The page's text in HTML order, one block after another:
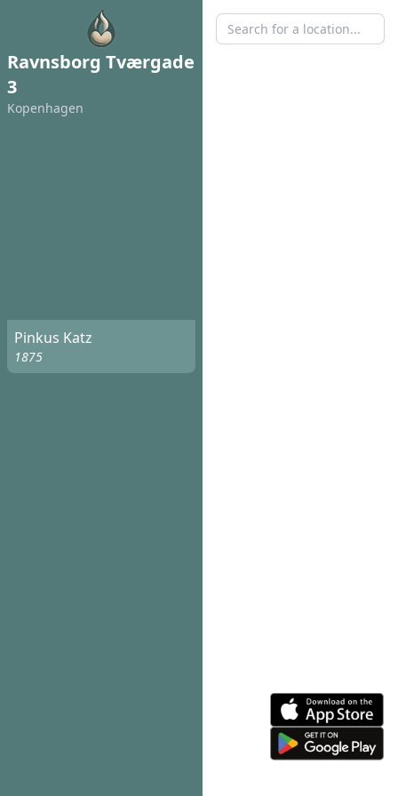
Ravnsborg Tværgade
3
Kopenhagen
Pinkus Katz
1875